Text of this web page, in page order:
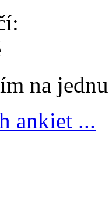
na
ankiet ...